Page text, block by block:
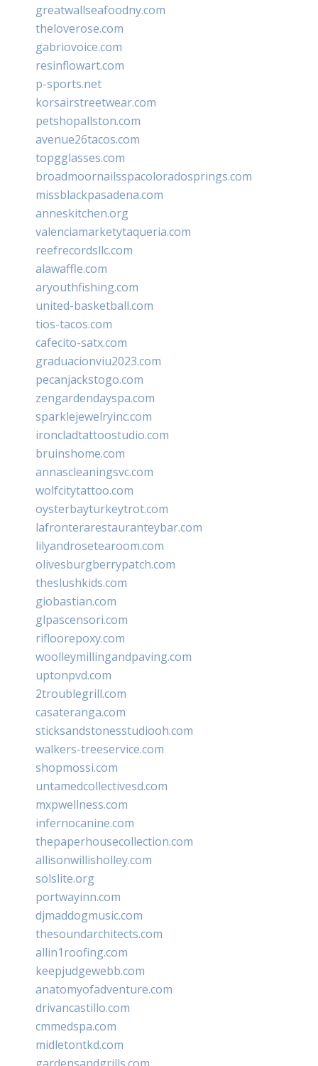
greatwallseafoodny.com
theloverose.com
gabriovoice.com
resinflowart.com
p-sports.net
korsairstreetwear.com
petshopallston.com
avenue26tacos.com
topgglasses.com
broadmoornailsspacoloradosprings.com
missblackpasadena.com
anneskitchen.org
valenciamarketytaqueria.com
reefrecordsllc.com
alawaffle.com
aryouthfishing.com
united-basketball.com
tios-tacos.com
cafecito-satx.com
graduacionviu2023.com
pecanjackstogo.com
zengardendayspa.com
sparklejewelryinc.com
ironcladtattoostudio.com
bruinshome.com
annascleaningsvc.com
wolfcitytattoo.com
oysterbayturkeytrot.com
lafronterarestauranteybar.com
lilyandrosetearoom.com
olivesburgberrypatch.com
theslushkids.com
giobastian.com
glpascensori.com
rifloorepoxy.com
woolleymillingandpaving.com
uptonpvd.com
2troublegrill.com
casateranga.com
sticksandstonesstudiooh.com
walkers-treeservice.com
shopmossi.com
untamedcollectivesd.com
mxpwellness.com
infernocanine.com
thepaperhousecollection.com
allisonwillisholley.com
solslite.org
portwayinn.com
djmaddogmusic.com
thesoundarchitects.com
allin1roofing.com
keepjudgewebb.com
anatomyofadventure.com
drivancastillo.com
cmmedspa.com
midletontkd.com